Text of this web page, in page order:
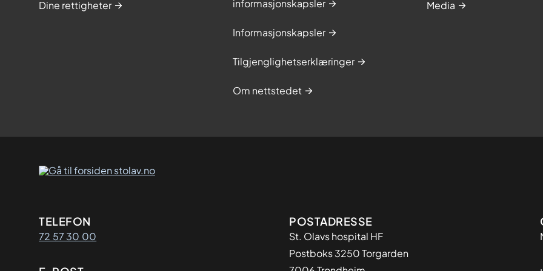
Dine rettigheter
informasjonskapsler
Informasjonskapsler
Tilgjenglighetserklæringer
Om nettstedet
Media
Kontaktinformasjon
TELEFON
72 57 30 00 Adresse
POSTADRESSE
St. Olavs hospital HF
Postboks 3250 Torgarden